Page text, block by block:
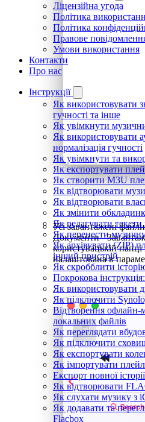
Ліцензійна угода
Політика
Політика
Правове
Умови використання
Контакти
Про нас
Інструкції
Як використовувати
гучності та інше
Як увімкнути
Як використовувати
нормалізація гучності
Як увімкнути та
Як експортувати
Як створити M3U
Як відтворювати
Як відтворювати
Як змінити
Як редагувати тексти
Як перенести
Як архівувати (ZIP)
інший пристрій
Як скробблити
Покрокова
Як використовувати
Як підключити
Відтворення офлайн-
локальних файлів
Як переглядати
Як підключити
Як експортувати
Як імпортувати
Експорт повної
Як відтворювати
Як слухати музику з
Як додавати та
Flacbox
Усі завантажені
Документи -
користувацькій
налаштована в